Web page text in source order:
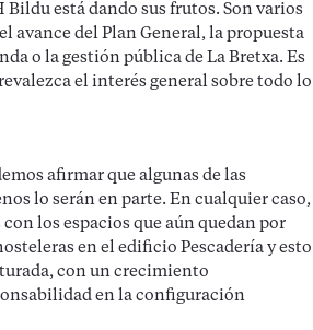
está dando sus frutos. Son varios
avance del Plan General, la propuesta
o la gestión pública de La Bretxa. Es
el interés general sobre todo lo
afirmar que algunas de las
lo serán en parte. En cualquier caso,
los espacios que aún quedan por
en el edificio Pescadería y esto
con un crecimiento
en la configuración